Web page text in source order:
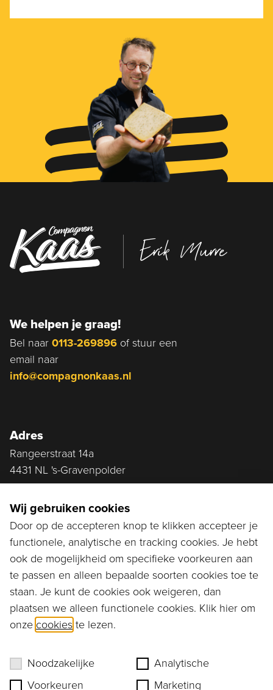
Erik Murre
We helpen je graag!
Bel naar 0113-269896 of stuur een
email naar
info@compagnonkaas.nl
Adres
Rangeerstraat 14a
4431 NL 's-Gravenpolder
Ga naar...
Bestellen
Diensten
Assortiment
Ons verhaal
Wij gebruiken cookies
Door op de accepteren knop te klikken accepteer je
functionele, analytische en tracking cookies. Je hebt
ook de mogelijkheid om specifieke voorkeuren aan
te passen en alleen bepaalde soorten cookies toe te
staan. Je kunt de cookies ook weigeren, dan
plaatsen we alleen functionele cookies. Klik hier om
onze cookies te lezen.
Noodzakelijke
Analytische
Voorkeuren
Marketing